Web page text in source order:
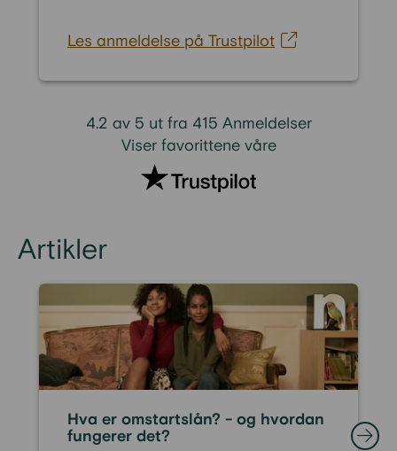
Les anmeldelse på Trustpilot
4.2 av 5 ut fra 415 Anmeldelser
Viser favorittene våre
Artikler
Hva er omstartslån? - og hvordan
fungerer det?